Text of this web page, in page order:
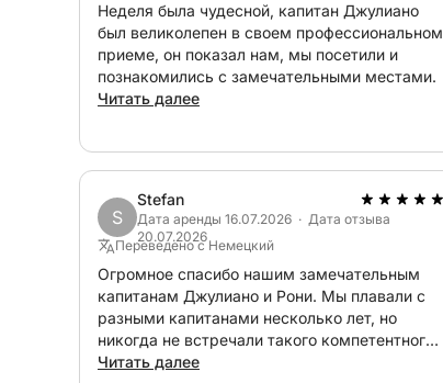
Неделя была чудесной, капитан Джулиано
был великолепен в своем профессиональном
приеме, он показал нам, мы посетили и
познакомились с замечательными местами.
Читать далее
S
Stefan
Дата аренды 16.07.2026 · Дата отзыва
20.07.2026
Переведено с Немецкий
Огромное спасибо нашим замечательным
капитанам Джулиано и Рони. Мы плавали с
разными капитанами несколько лет, но
никогда не встречали такого компетентного
и спокойного человека. Особая
Читать далее